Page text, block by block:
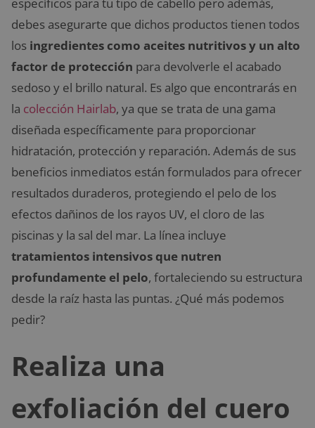
específicos para tu tipo de cabello pero además,
debes asegurarte que dichos productos tienen todos
los ingredientes como aceites nutritivos y un alto
factor de protección para devolverle el acabado
sedoso y el brillo natural. Es algo que encontrarás en
la colección Hairlab, ya que se trata de una gama
diseñada específicamente para proporcionar
hidratación, protección y reparación. Además de sus
beneficios inmediatos están formulados para ofrecer
resultados duraderos, protegiendo el pelo de los
efectos dañinos de los rayos UV, el cloro de las
piscinas y la sal del mar. La línea incluye
tratamientos intensivos que nutren
profundamente el pelo, fortaleciendo su estructura
desde la raíz hasta las puntas. ¿Qué más podemos
pedir?
Realiza una
exfoliación del cuero